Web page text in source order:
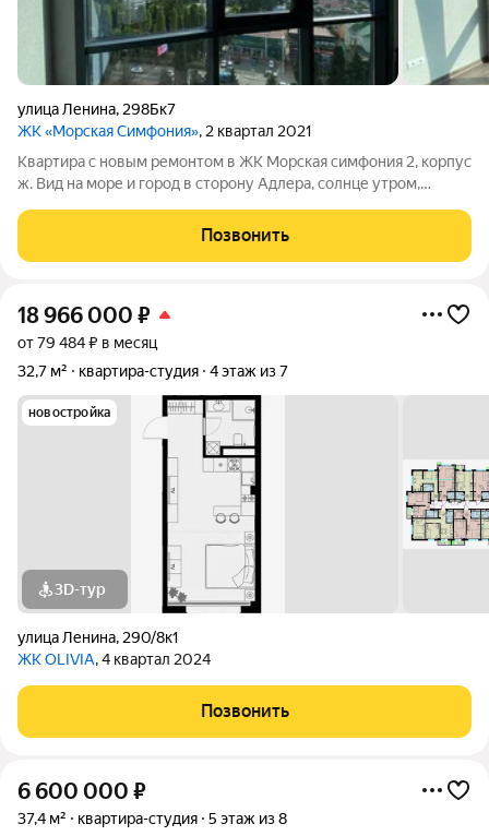
улица Ленина, 298Бк7
ЖК «Морская Симфония», 2 квартал 2021
Квартира с новым ремонтом в ЖК Морская симфония 2, корпус
ж. Вид на море и город в сторону Адлера, солнце утром,
поменялись планы. Срочная продажа, рассмотрим Ваши
предложения.
Позвонить
18 966 000 ₽
от 79 484 ₽ в месяц
32,7 м²
квартира-студия 4 этаж из 7
новостройка
3D-тур
улица Ленина, 290/8к1
ЖК OLIVIA, 4 квартал 2024
Позвонить
6 600 000 ₽
37,4 м² квартира-студия 5 этаж из 8